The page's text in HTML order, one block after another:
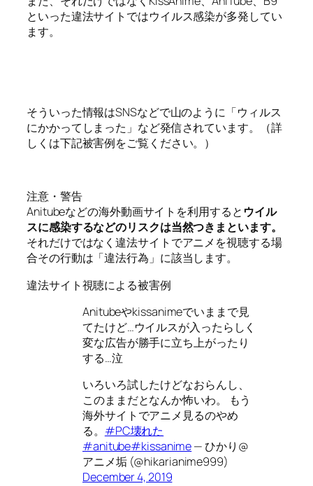
といった違法サイトではウイルス感染が多発してい
ます。
そういった情報はSNSなどで山のように「ウィルス
にかかってしまった」など発信されています。（詳
しくは下記被害例をご覧ください。）
注意・警告
Anitubeなどの海外動画サイトを利用すると ウイル
スに感染するなどのリスクは当然つきまといます。
それだけではなく違法サイトでアニメを視聴する場
合その行動は「違法行為」に該当します。
違法サイト視聴による被害例
Anitubeやkissanimeでいままで見
てたけど…ウイルスが入ったらしく
変な広告が勝手に立ち上がったり
する…泣
いろいろ試したけどなおらんし、
このままだとなんか怖いわ。 もう
海外サイトでアニメ見るのやめ
る。 #PC壊れた
#anitube#kissanime— ひかり@
アニメ垢 (@hikarianime999)
December 4, 2019